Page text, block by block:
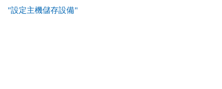
"設定主機儲存設備"